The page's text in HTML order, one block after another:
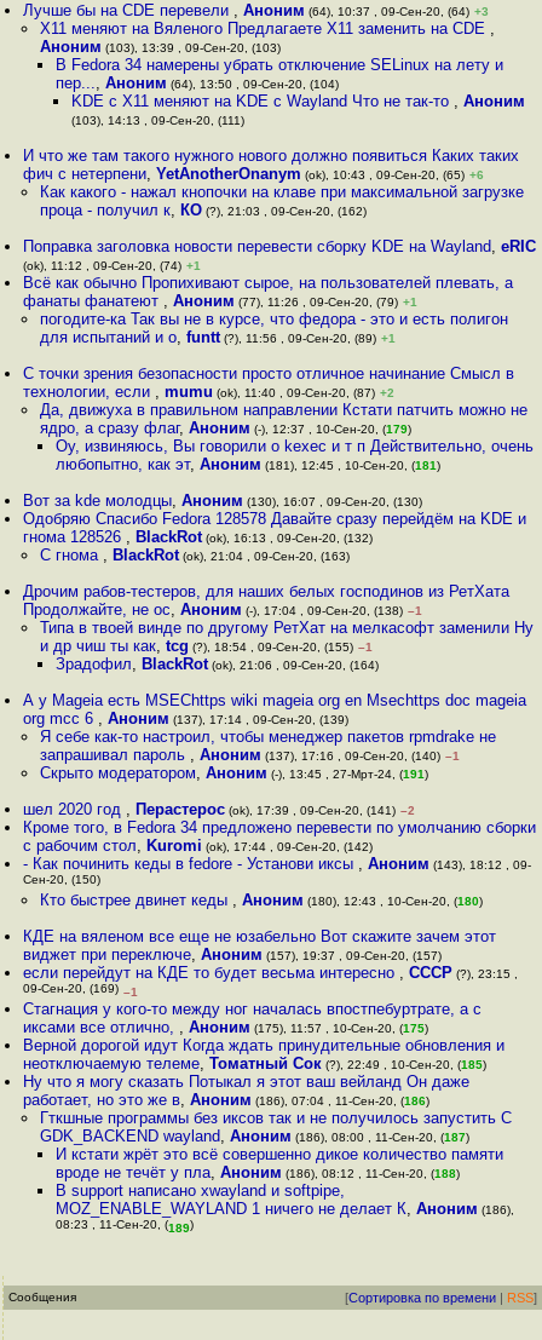
Лучше бы на CDE перевели ,Аноним (64), 10:37 , 09-Сен-20, (64) +3
X11 меняют на Вяленого Предлагаете X11 заменить на CDE ,
Аноним (103), 13:39 , 09-Сен-20, (103)
В Fedora 34 намерены убрать отключение SELinux на лету и
пер..., Аноним (64), 13:50 , 09-Сен-20, (104)
KDE с X11 меняют на KDE с Wayland Что не так-то ,Аноним
(103), 14:13 , 09-Сен-20, (111)
И что же там такого нужного нового должно появиться Каких таких
фич с нетерпени,YetAnotherOnanym (ok), 10:43 , 09-Сен-20, (65) +6
Как какого - нажал кнопочки на клаве при максимальной загрузке
проца - получил к, КО(?), 21:03 , 09-Сен-20, (162)
Поправка заголовка новости перевести сборку KDE на Wayland,eRIC
(ok), 11:12 , 09-Сен-20, (74) +1
Всё как обычно Пропихивают сырое, на пользователей плевать, а
фанаты фанатеют ,Аноним (77), 11:26 , 09-Сен-20, (79) +1
погодите-ка Так вы не в курсе, что федора - это и есть полигон
для испытаний и о, funtt(?), 11:56 , 09-Сен-20, (89) +1
С точки зрения безопасности просто отличное начинание Смысл в
технологии, если ,mumu (ok), 11:40 , 09-Сен-20, (87) +2
Да, движуха в правильном направлении Кстати патчить можно не
ядро, а сразу флаг, Аноним (-), 12:37 , 10-Сен-20, (179)
Оу, извиняюсь, Вы говорили о kexec и т п Действительно, очень
любопытно, как эт, Аноним (181), 12:45 , 10-Сен-20, (181)
Вот за kde молодцы,Аноним (130), 16:07 , 09-Сен-20, (130)
Одобряю Спасибо Fedora 128578 Давайте сразу перейдём на KDE и
гнома 128526 , BlackRot (ok), 16:13 , 09-Сен-20, (132)
С гнома , BlackRot(ok), 21:04 , 09-Сен-20, (163)
Дрочим рабов-тестеров, для наших белых господинов из РетХата
Продолжайте, не ос,Аноним (-), 17:04 , 09-Сен-20, (138) –1
Типа в твоей винде по другому РетХат на мелкасофт заменили Ну
и др чиш ты как, tcg (?), 18:54 , 09-Сен-20, (155) –1
Зрадофил, BlackRot(ok), 21:06 , 09-Сен-20, (164)
А у Mageia есть MSEChttps wiki mageia org en Msechttps doc mageia
org mcc 6 ,Аноним (137), 17:14 , 09-Сен-20, (139)
Я себе как-то настроил, чтобы менеджер пакетов rpmdrake не
запрашивал пароль , Аноним (137), 17:16 , 09-Сен-20, (140) –1
Скрыто модератором, Аноним (-), 13:45 , 27-Мрт-24, (191)
шел 2020 год , Перастерос (ok), 17:39 , 09-Сен-20, (141) –2
Кроме того, в Fedora 34 предложено перевести по умолчанию сборки
с рабочим стол, Kuromi (ok), 17:44 , 09-Сен-20, (142)
- Как починить кеды в fedore - Установи иксы ,Аноним (143), 18:12 , 09-
Сен-20, (150)
Кто быстрее двинет кеды , Аноним (180), 12:43 , 10-Сен-20, (180)
КДЕ на вяленом все еще не юзабельно Вот скажите зачем этот
виджет при переключе,Аноним (157), 19:37 , 09-Сен-20, (157)
если перейдут на КДЕ то будет весьма интересно ,СССР (?), 23:15 ,
09-Сен-20, (169) –1
Стагнация у кого-то между ног началась впостпебуртрате, а с
иксами все отлично, ,Аноним (175), 11:57 , 10-Сен-20, (175)
Верной дорогой идут Когда ждать принудительные обновления и
неотключаемую телеме,Томатный Сок (?), 22:49 , 10-Сен-20, (185)
Ну что я могу сказать Потыкал я этот ваш вейланд Он даже
работает, но это же в,Аноним (186), 07:04 , 11-Сен-20, (186)
Гткшные программы без иксов так и не получилось запустить С
GDK_BACKEND wayland, Аноним (186), 08:00 , 11-Сен-20, (187)
И кстати жрёт это всё совершенно дикое количество памяти
вроде не течёт у пла, Аноним (186), 08:12 , 11-Сен-20, (188)
В support написано xwayland и softpipe,
MOZ_ENABLE_WAYLAND 1 ничего не делает К, Аноним (186),
08:23 , 11-Сен-20, (189)
Сообщения [Сортировка по времени | RSS]